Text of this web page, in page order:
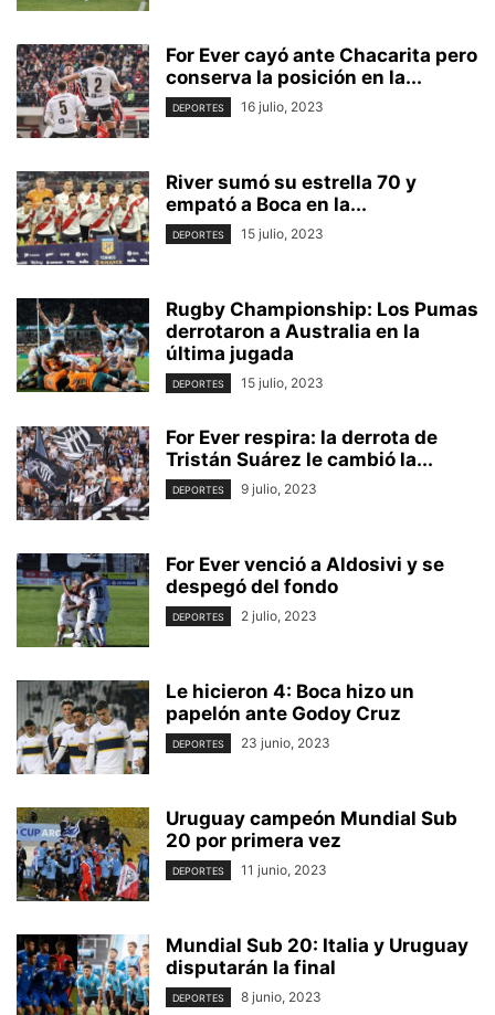
For Ever cayó ante Chacarita pero
conserva la posición en la...
DEPORTES 16 julio, 2023
River sumó su estrella 70 y
empató a Boca en la...
DEPORTES 15 julio, 2023
Rugby Championship: Los Pumas
derrotaron a Australia en la
última jugada
DEPORTES 15 julio, 2023
For Ever respira: la derrota de
Tristán Suárez le cambió la...
DEPORTES 9 julio, 2023
For Ever venció a Aldosivi y se
despegó del fondo
DEPORTES 2 julio, 2023
Le hicieron 4: Boca hizo un
papelón ante Godoy Cruz
DEPORTES 23 junio, 2023
Uruguay campeón Mundial Sub
20 por primera vez
DEPORTES 11 junio, 2023
Mundial Sub 20: Italia y Uruguay
disputarán la final
DEPORTES 8 junio, 2023